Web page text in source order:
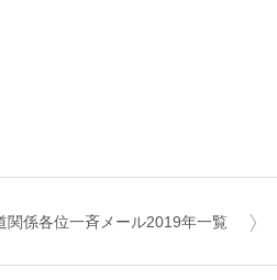
関係各位一斉メール2019年一覧